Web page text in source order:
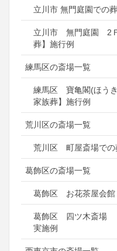
立川市 無門庭園での
立川市 無門庭園 2
葬】施行例
練馬区の斎場一覧
練馬区 寶亀閣(ほう
家族葬】施行例
荒川区の斎場一覧
荒川区 町屋斎場での
葛飾区の斎場一覧
葛飾区 お花茶屋会
葛飾区 四ツ木斎場
実施例